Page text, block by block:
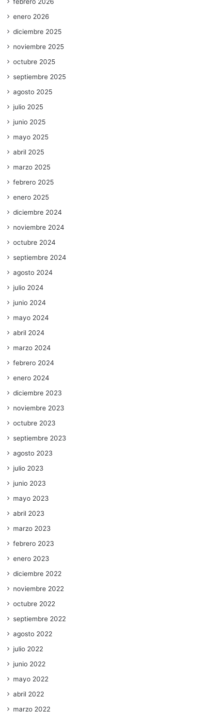
febrero 2026
enero 2026
diciembre 2025
noviembre 2025
octubre 2025
septiembre 2025
agosto 2025
julio 2025
junio 2025
mayo 2025
abril 2025
marzo 2025
febrero 2025
enero 2025
diciembre 2024
noviembre 2024
octubre 2024
septiembre 2024
agosto 2024
julio 2024
junio 2024
mayo 2024
abril 2024
marzo 2024
febrero 2024
enero 2024
diciembre 2023
noviembre 2023
octubre 2023
septiembre 2023
agosto 2023
julio 2023
junio 2023
mayo 2023
abril 2023
marzo 2023
febrero 2023
enero 2023
diciembre 2022
noviembre 2022
octubre 2022
septiembre 2022
agosto 2022
julio 2022
junio 2022
mayo 2022
abril 2022
marzo 2022